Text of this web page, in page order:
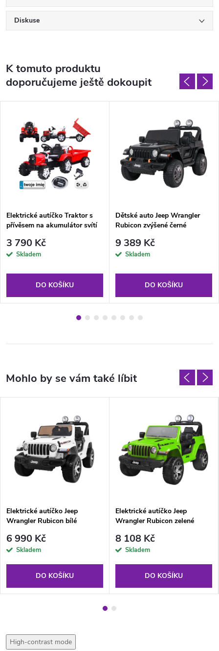
Diskuse
K tomuto produktu
doporučujeme ještě dokoupit
Elektrické autíčko Traktor s
přívěsem na akumulátor svítí
3 790 Kč
Skladem
DO KOŠÍKU
Dětské auto Jeep Wrangler
Rubicon zvýšené černé
9 389 Kč
Skladem
DO KOŠÍKU
Elektrické autíčko Jeep
Wrangler Rubicon bílé
6 990 Kč
Skladem
DO KOŠÍKU
Elektrické autíčko Jeep
Wrangler Rubicon zelené
8 108 Kč
Skladem
DO KOŠÍKU
High-contrast mode